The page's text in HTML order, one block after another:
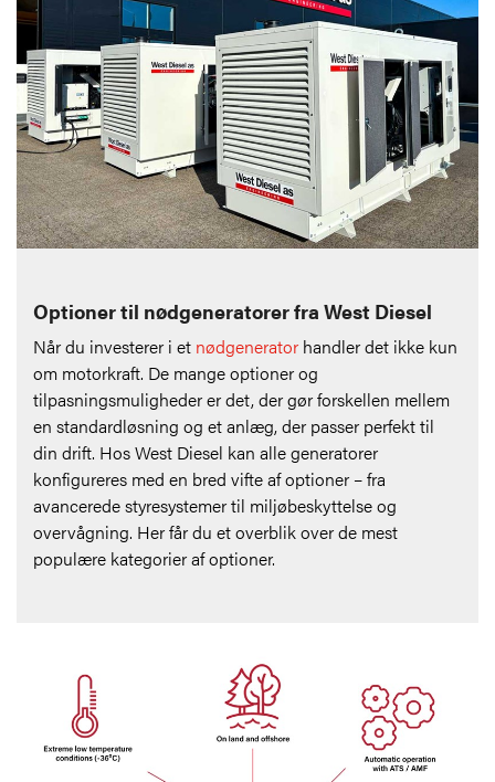
Optioner til nødgeneratorer fra West Diesel
Når du investerer i et nødgenerator handler det ikke kun
om motorkraft. De mange optioner og
tilpasningsmuligheder er det, der gør forskellen mellem
en standardløsning og et anlæg, der passer perfekt til
din drift. Hos West Diesel kan alle generatorer
konfigureres med en bred vifte af optioner – fra
avancerede styresystemer til miljøbeskyttelse og
overvågning. Her får du et overblik over de mest
populære kategorier af optioner.